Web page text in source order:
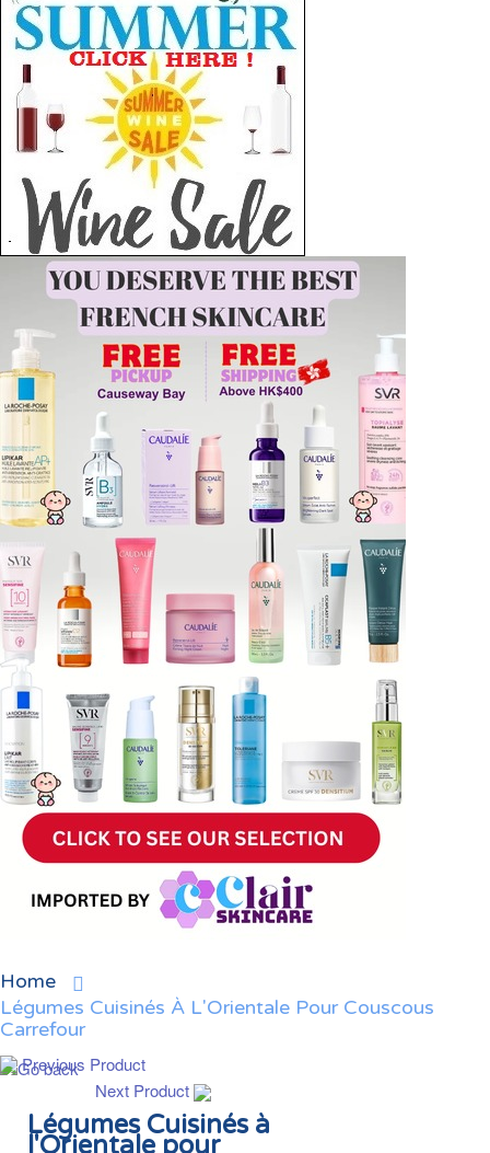
Home
Légumes Cuisinés À L'Orientale Pour Couscous
Carrefour
Previous Product
Next Product
Légumes Cuisinés à
l'Orientale pour